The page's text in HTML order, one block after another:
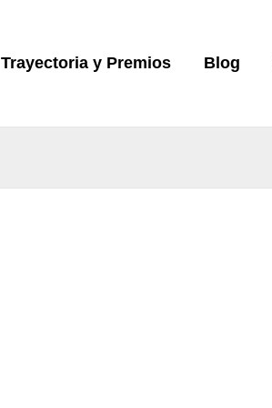
Trayectoria y Premios Blog